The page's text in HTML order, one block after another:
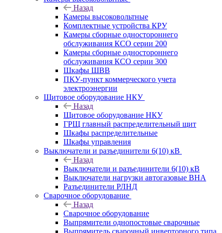
Назад
Камеры высоковольтные
Комплектные устройства КРУ
Камеры сборные одностороннего
обслуживания КСО серии 200
Камеры сборные одностороннего
обслуживания КСО серии 300
Шкафы ШВВ
ПКУ-пункт коммерческого учета
электроэнергии
Щитовое оборудование НКУ
Назад
Щитовое оборудование НКУ
ГРЩ главный распределительный щит
Шкафы распределительные
Шкафы управления
Выключатели и разъединители 6(10) кВ
Назад
Выключатели и разъединители 6(10) кВ
Выключатели нагрузки автогазовые ВНА
Разъединители РЛНД
Сварочное оборудование
Назад
Сварочное оборудование
Выпрямители однопостовые сварочные
Выпрямитель сварочный инверторного типа